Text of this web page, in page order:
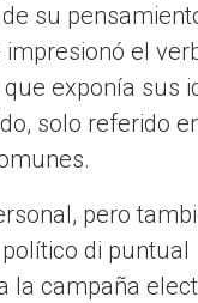
su
el
exponía sus
solo referido
pero
di puntual
la campaña